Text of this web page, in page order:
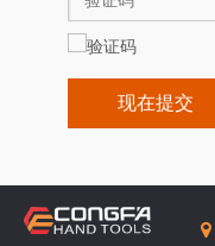
现在提交
